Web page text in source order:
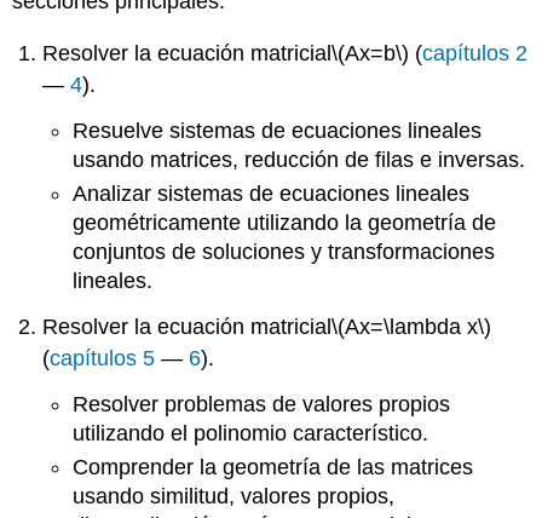
Resolver la ecuación matricial\(Ax=b\) (capítulos 2
—4).
Resuelve sistemas de ecuaciones lineales
usando matrices, reducción de filas e inversas.
Analizar sistemas de ecuaciones lineales
geométricamente utilizando la geometría de
conjuntos de soluciones y transformaciones
lineales.
Resolver la ecuación matricial\(Ax=\lambda x\)
(capítulos 5 — 6).
Resolver problemas de valores propios
utilizando el polinomio característico.
Comprender la geometría de las matrices
usando similitud, valores propios,